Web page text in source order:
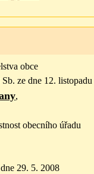
obce
ze dne 12.
,
obecního úřadu
29. 5. 2008